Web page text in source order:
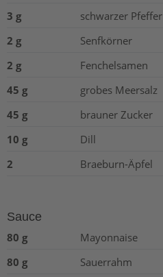
3 g
schwarzer Pfeffer
2 g
Senfkörner
2 g
Fenchelsamen
45 g
grobes Meersalz
45 g
brauner Zucker
10 g
Dill
2
Braeburn-Äpfel
Sauce
80 g
Mayonnaise
80 g
Sauerrahm